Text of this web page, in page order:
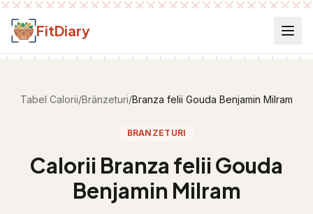
Salt la conținut
FitDiary
Tabel Calorii/Brânzeturi/Branza felii Gouda Benjamin Milram
BRANZETURI
Calorii Branza felii Gouda
Benjamin Milram